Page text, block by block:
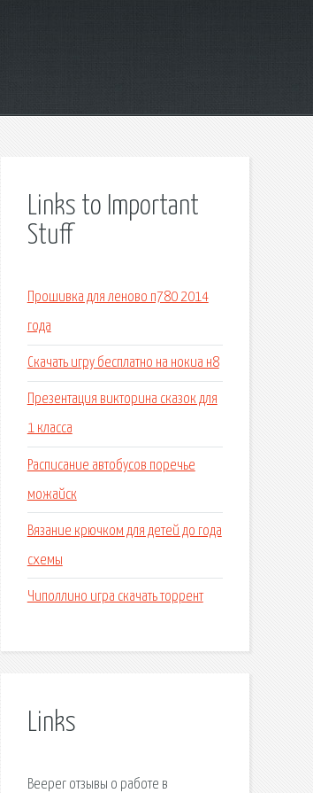
Links to Important
Stuff
Прошивка для леново п780 2014
года
Скачать игру бесплатно на нокиа н8
Презентация викторина сказок для
1 класса
Расписание автобусов поречье
можайск
Вязание крючком для детей до года
схемы
Чиполлино игра скачать торрент
Links
Beeper отзывы о работе в